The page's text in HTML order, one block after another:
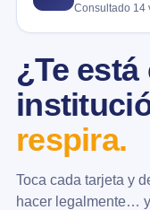
Consultado 14
¿Te
respira.
Toca cada tarjeta y
hacer legalmente…